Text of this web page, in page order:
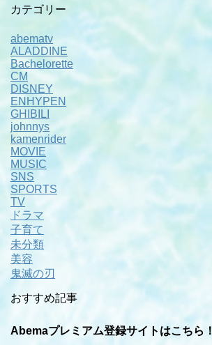
カテゴリー
abematv
ALADDINE
Bachelorette
CM
DISNEY
ENHYPEN
GHIBILI
johnnys
kamenrider
MOVIE
MUSIC
SNS
SPORTS
TV
ドラマ
子育て
未分類
美容
鬼滅の刃
おすすめ記事
Abemaプレミアム登録サイトはこちら！